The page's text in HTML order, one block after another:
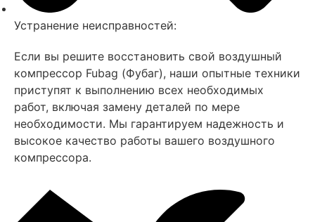
Устранение неисправностей:
Если вы решите восстановить свой воздушный
компрессор Fubag (Фубаг), наши опытные техники
приступят к выполнению всех необходимых
работ, включая замену деталей по мере
необходимости. Мы гарантируем надежность и
высокое качество работы вашего воздушного
компрессора.